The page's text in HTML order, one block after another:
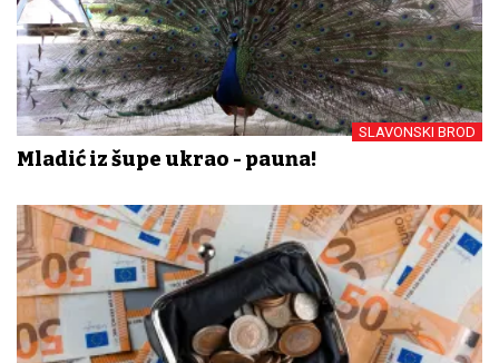
SLAVONSKI BROD
Mladić iz šupe ukrao - pauna!